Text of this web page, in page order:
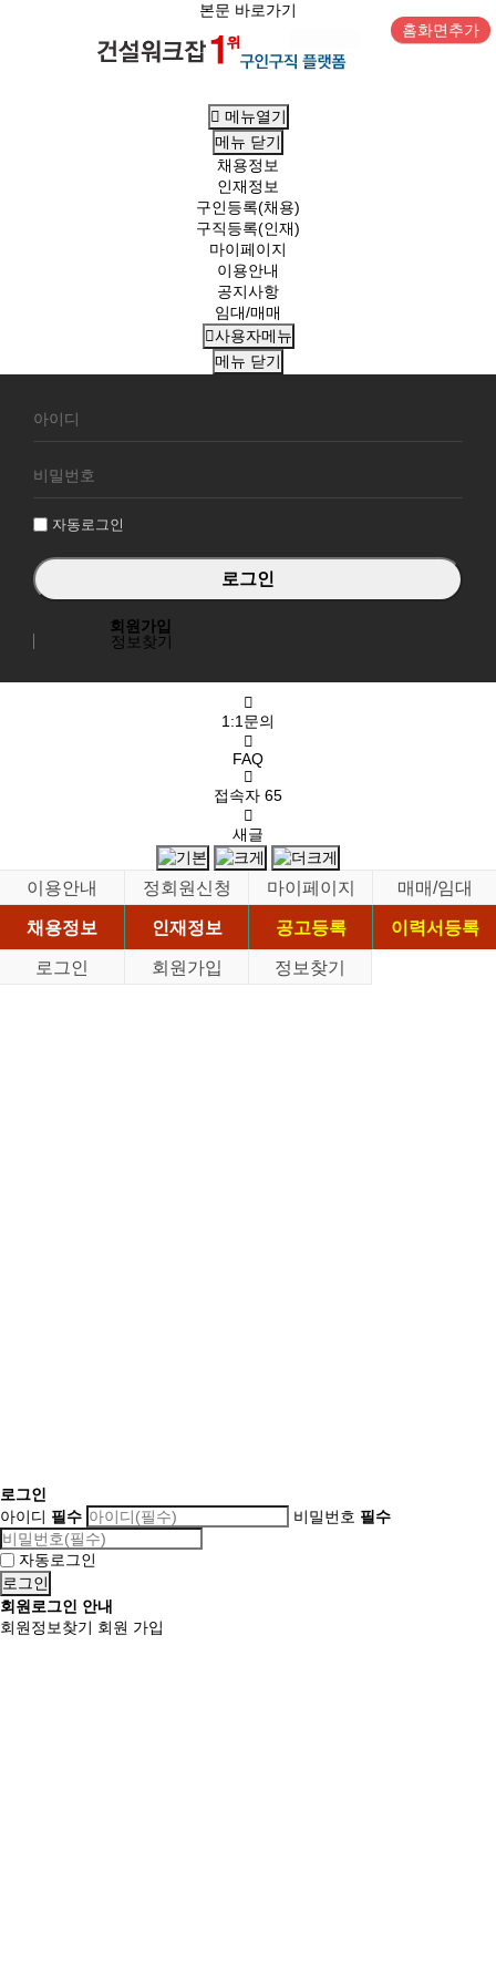
본문 바로가기
홈화면추가
메뉴열기
메뉴 닫기
채용정보
인재정보
구인등록(채용)
구직등록(인재)
마이페이지
이용안내
공지사항
임대/매매
사용자메뉴
메뉴 닫기
원
그
자동로그인
회원가입
정보찾기
1:1문의
FAQ
접속자 65
새글
이용안내 정회원신청 마이페이지
매매/임대
채용정보
인재정보 공고등록
이력서등록
로그인
회원가입 정보찾기
로그인
아이디 필수 비밀번호 필수
자동로그인
회원로그인 안내
회원정보찾기 회원 가입